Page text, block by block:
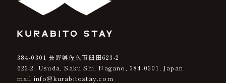
384-0301 長野県佐久市臼田623-2
623-2, Usuda, Saku Shi, Nagano, 384-0301
, Japan
mail info@kurabitostay.com